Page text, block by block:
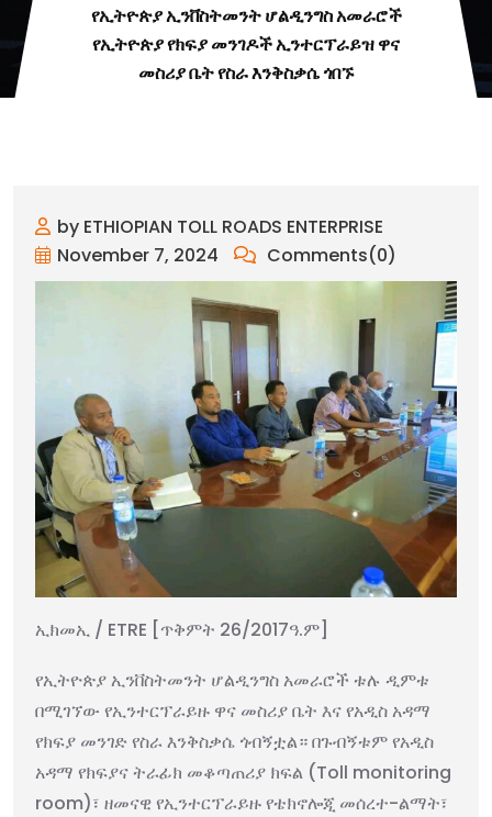
የኢትዮጵያ ኢንቨስትመንት ሆልዲንግስ አመራሮች
የኢትዮጵያ የክፍያ መንገዶች ኢንተርፕራይዝ ዋና
መስሪያ ቤት የስራ እንቅስቃሴ ጎበኙ
by ETHIOPIAN TOLL ROADS ENTERPRISE
November 7, 2024
Comments(0)
ኢክመኢ / ETRE [ጥቅምት 26/2017ዓ.ም]
የኢትዮጵያ ኢንቨስትመንት ሆልዲንግስ አመራሮች ቱሉ ዲምቱ
በሚገኘው የኢንተርፕራይዙ ዋና መስሪያ ቤት እና የአዲስ አዳማ
የክፍያ መንገድ የስራ እንቅስቃሴ ጎብኝቷል። በጉብኝቱም የአዲስ
አዳማ የክፍያና ትራፊክ መቆጣጠሪያ ክፍል (Toll monitoring
room)፣ ዘመናዊ የኢንተርፕራይዙ የቴክኖሎጂ መሰረተ-ልማት፣